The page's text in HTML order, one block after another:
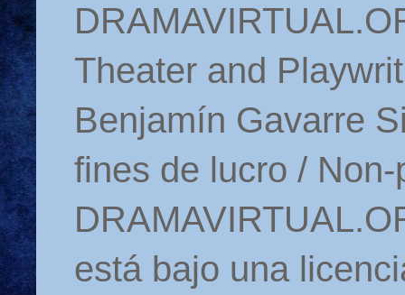
Theater and
Benjamín Gavarre
fines de lucro /
está bajo una